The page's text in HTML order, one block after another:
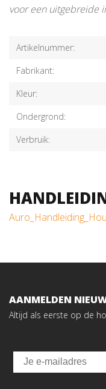
voor een uitgebreide
Artikelnummer:
Fabrikant:
Kleur:
Ondergrond:
Verbruik:
AANMELDEN
Altijd als eerste op de
Email